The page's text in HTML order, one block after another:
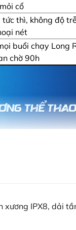
cổ
tức thì, không độ
nét
buổi chạy Long
chờ 90h
xương IPX8, dải